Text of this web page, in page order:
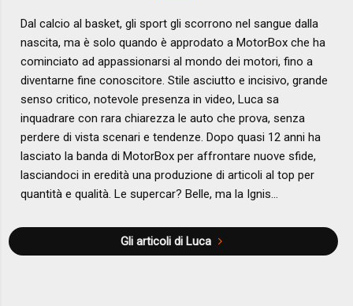
Dal calcio al basket, gli sport gli scorrono nel sangue dalla
nascita, ma è solo quando è approdato a MotorBox che ha
cominciato ad appassionarsi al mondo dei motori, fino a
diventarne fine conoscitore. Stile asciutto e incisivo, grande
senso critico, notevole presenza in video, Luca sa
inquadrare con rara chiarezza le auto che prova, senza
perdere di vista scenari e tendenze. Dopo quasi 12 anni ha
lasciato la banda di MotorBox per affrontare nuove sfide,
lasciandoci in eredità una produzione di articoli al top per
quantità e qualità. Le supercar? Belle, ma la Ignis...
Gli articoli di Luca